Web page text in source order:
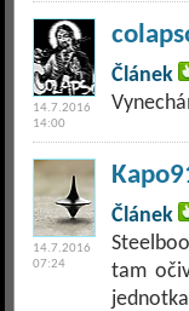
14.7.2016
14:00
Článek
14.7.2016
07:24
Článek
tam